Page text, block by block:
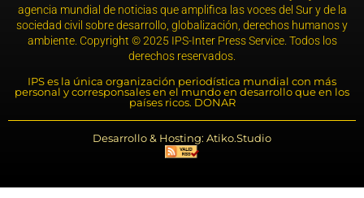
agencia mundial de noticias que amplifica las voces del Sur y de la
sociedad civil sobre desarrollo, globalización, derechos humanos y
ambiente. Copyright © 2025 IPS-Inter Press Service. Todos los
derechos reservados.
IPS es la única organización periodística mundial con más
personal y corresponsales en el mundo en desarrollo que en los
países ricos. DONAR
Desarrollo & Hosting: Atiko.Studio